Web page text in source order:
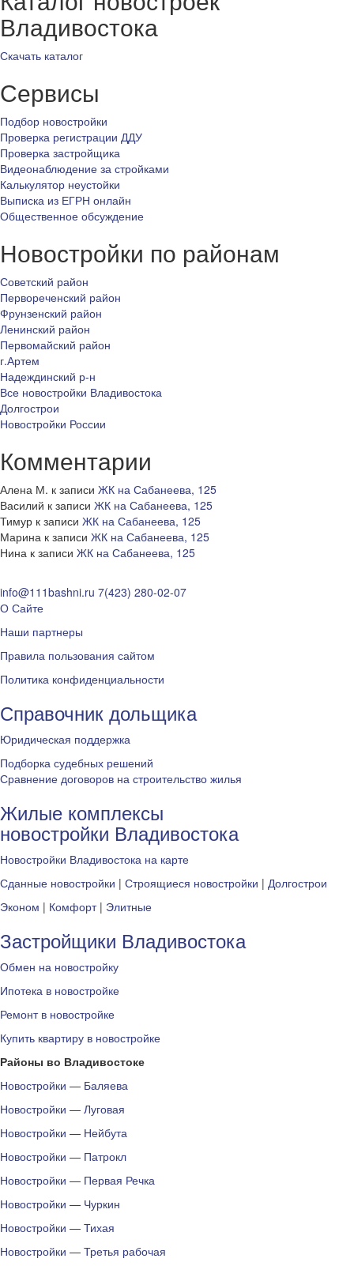
Владивостока
Скачать каталог
Сервисы
Подбор новостройки
Проверка регистрации ДДУ
Проверка застройщика
Видеонаблюдение за стройками
Калькулятор неустойки
Выписка из ЕГРН онлайн
Общественное обсуждение
Новостройки по районам
Советский район
Первореченский район
Фрунзенский район
Ленинский район
Первомайский район
г.Артем
Надеждинский р-н
Все новостройки Владивостока
Долгострои
Новостройки России
Комментарии
Алена М. к записи ЖК на Сабанеева, 125
Василий к записи ЖК на Сабанеева, 125
Тимур к записи ЖК на Сабанеева, 125
Марина к записи ЖК на Сабанеева, 125
Нина к записи ЖК на Сабанеева, 125
info@111bashni.ru 7(423) 280-02-07
О Сайте
Наши партнеры
Правила пользования сайтом
Политика конфиденциальности
Справочник дольщика
Юридическая поддержка
Подборка судебных решений
Сравнение договоров на строительство жилья
Жилые комплексы
новостройки Владивостока
Новостройки Владивостока на карте
Сданные новостройки | Строящиеся новостройки | Долгострои
Эконом | Комфорт| Элитные
Застройщики Владивостока
Обмен на новостройку
Ипотека в новостройке
Ремонт в новостройке
Купить квартиру в новостройке
Районы во Владивостоке
Новостройки — Баляева
Новостройки — Луговая
Новостройки — Нейбута
Новостройки — Патрокл
Новостройки — Первая Речка
Новостройки — Чуркин
Новостройки — Тихая
Новостройки — Третья рабочая